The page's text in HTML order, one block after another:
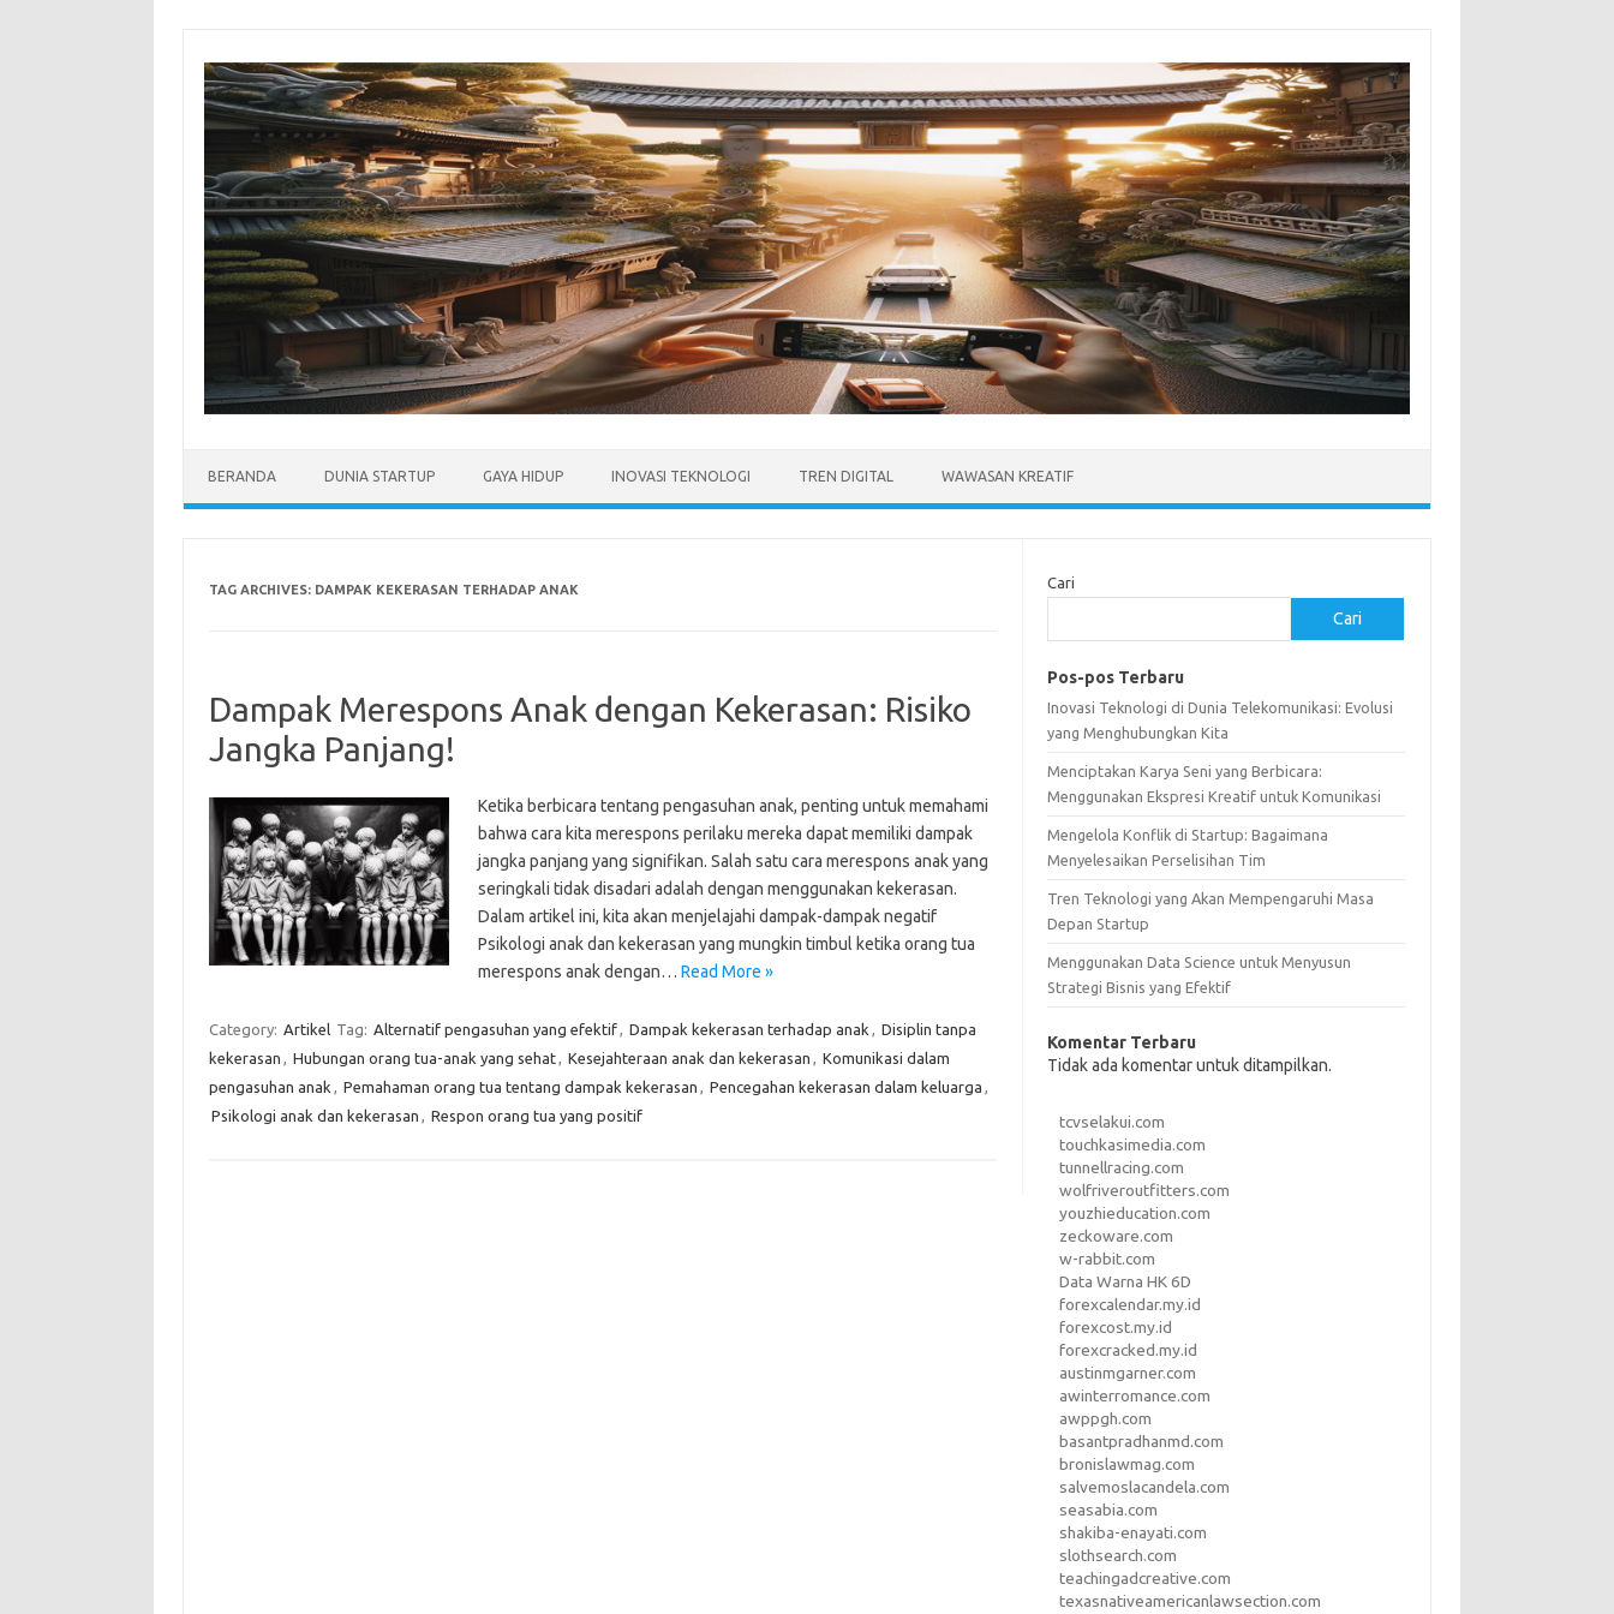
content
BERANDA DUNIA STARTUP GAYA HIDUP INOVASI TEKNOLOGI TREN DIGITAL WAWASAN KREATIF
TAG ARCHIVES: DAMPAK KEKERASAN TERHADAP ANAK
Dampak Merespons Anak dengan Kekerasan: Risiko
Jangka Panjang!
Ketika berbicara tentang pengasuhan anak, penting untuk memahami
bahwa cara kita merespons perilaku mereka dapat memiliki dampak
jangka panjang yang signifikan. Salah satu cara merespons anak yang
seringkali tidak disadari adalah dengan menggunakan kekerasan.
Dalam artikel ini, kita akan menjelajahi dampak-dampak negatif
Psikologi anak dan kekerasan yang mungkin timbul ketika orang tua
merespons anak dengan… Read More »
Category: Artikel Tag: Alternatif pengasuhan yang efektif, Dampak kekerasan terhadap anak , Disiplin tanpa
kekerasan , Hubungan orang tua-anak yang sehat, Kesejahteraan anak dan kekerasan , Komunikasi dalam
pengasuhan anak , Pemahaman orang tua tentang dampak kekerasan , Pencegahan kekerasan dalam keluarga ,
Psikologi anak dan kekerasan , Respon orang tua yang positif
Cari
Cari
Pos-pos Terbaru
Inovasi Teknologi di Dunia Telekomunikasi: Evolusi
yang Menghubungkan Kita
Menciptakan Karya Seni yang Berbicara:
Menggunakan Ekspresi Kreatif untuk Komunikasi
Mengelola Konflik di Startup: Bagaimana
Menyelesaikan Perselisihan Tim
Tren Teknologi yang Akan Mempengaruhi Masa
Depan Startup
Menggunakan Data Science untuk Menyusun
Strategi Bisnis yang Efektif
Komentar Terbaru
Tidak ada komentar untuk ditampilkan.
tcvselakui.com
touchkasimedia.com
tunnellracing.com
wolfriveroutfitters.com
youzhieducation.com
zeckoware.com
w-rabbit.com
Data Warna HK 6D
forexcalendar.my.id
forexcost.my.id
forexcracked.my.id
austinmgarner.com
awinterromance.com
awppgh.com
basantpradhanmd.com
bronislawmag.com
salvemoslacandela.com
seasabia.com
shakiba-enayati.com
slothsearch.com
teachingadcreative.com
texasnativeamericanlawsection.com